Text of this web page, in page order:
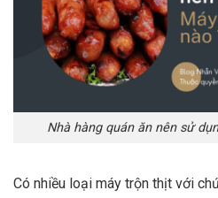
Nhà hàng quán ăn nên sử
Có nhiều loại máy trộn thịt với